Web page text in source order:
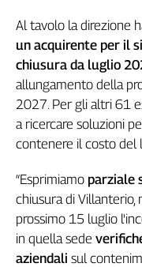
Genova,
il
sangue
della
ragione
120
anni
Cgil
Academy
Collettiva
Play
Rubriche
Al tavolo la direzione
un acquirente per il
chiusura da luglio
allungamento della
2027. Per gli altri 61
a ricercare soluzioni
contenere il costo del
“Esprimiamo parziale
chiusura di Villanterio,
prossimo 15 luglio
in quella sede
aziendali sul